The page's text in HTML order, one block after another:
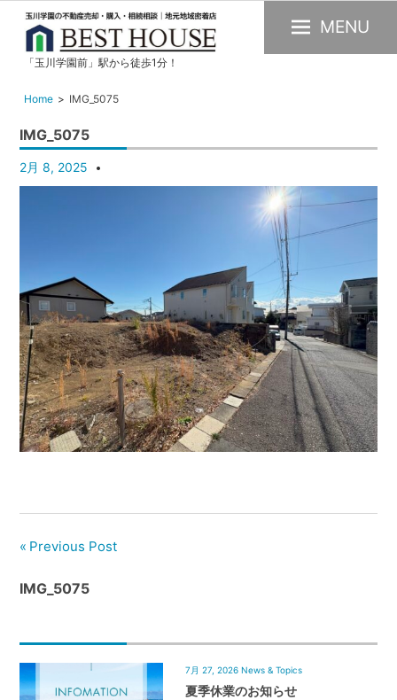
玉
川
園
の
不
入・
売
却・
賃
貸・
管
理
｜
着
HOUSE
「玉川学園前」駅から徒歩1分！
MENU
Home IMG_5075
IMG_5075
2月 8, 2025
Previous Post
IMG_5075
7月 27, 2026 News & Topics
夏季休業のお知らせ